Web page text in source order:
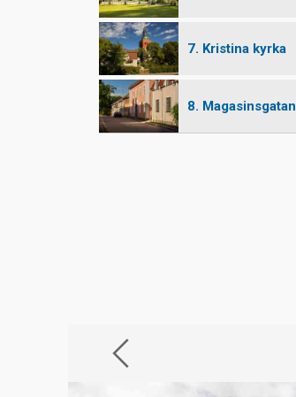
7. Kristina kyrka
8. Magasinsgatan